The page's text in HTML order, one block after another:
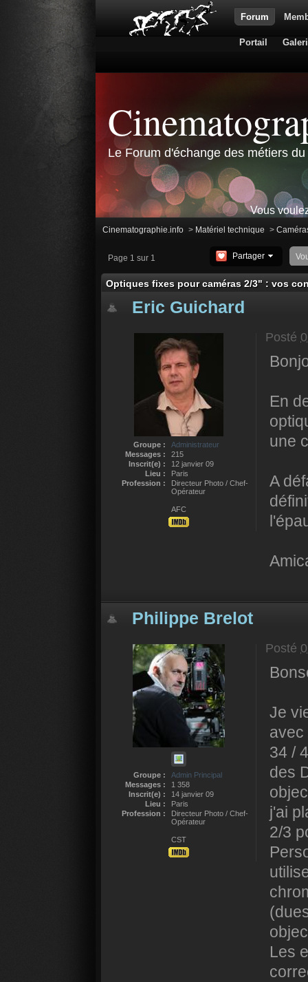
Forum
Portail
Le Forum d'échange des métiers
Vous
Cinematographie.info > Matériel technique >
Page 1 sur 1 Partager
Optiques fixes pour caméras 2/3" : vos
Eric Guichard
Groupe :
Administrateur
Messages :
215
Inscrit(e) :
12 janvier 09
Lieu :
Paris
Profession :
Directeur Photo / Chef-
Opérateur
AFC
Posté
En
une
A
Philippe Brelot
Groupe :
Admin Principal
Messages :
1 358
Inscrit(e) :
14 janvier 09
Lieu :
Paris
Profession :
Directeur Photo / Chef-
Opérateur
CST
Posté
Je
avec
34 /
des
j'ai
2/3
Les